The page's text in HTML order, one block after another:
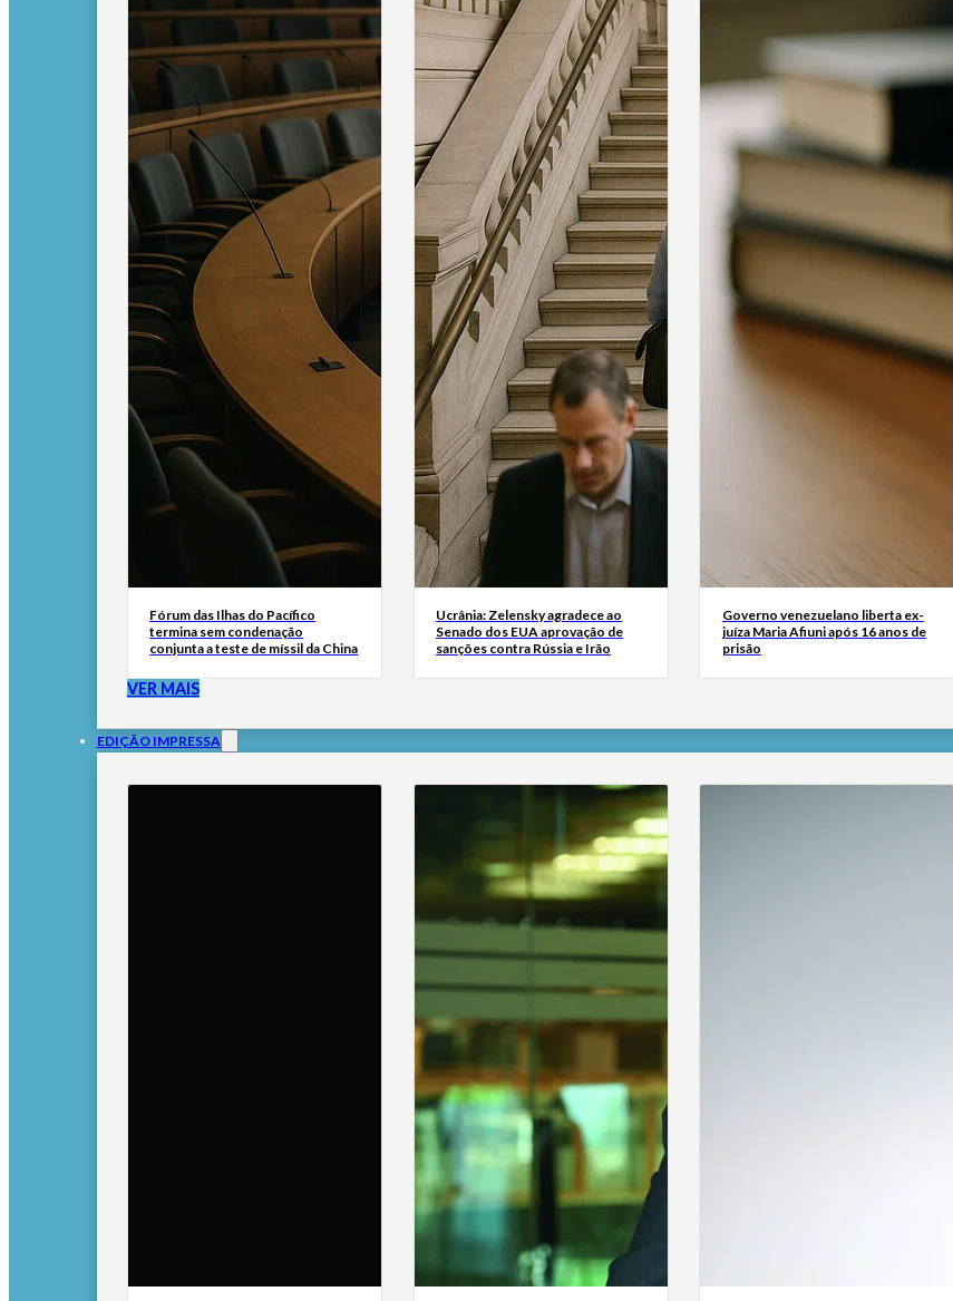
Fórum das Ilhas do Pacífico
termina sem condenação
conjunta a teste de míssil da China
Ucrânia: Zelensky agradece ao
Senado dos EUA aprovação de
sanções contra Rússia e Irão
Governo venezuelano liberta ex-
juíza Maria Afiuni após 16 anos de
prisão
VER MAIS
EDIÇÃO IMPRESSA